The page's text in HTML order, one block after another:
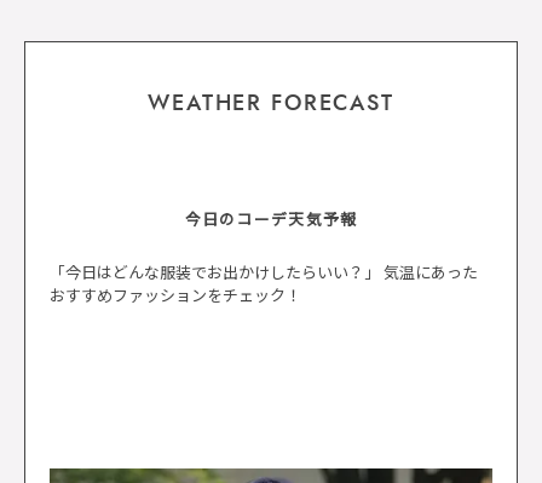
WEATHER FORECAST
今日のコーデ天気予報
「今日はどんな服装でお出かけしたらいい？」 気温にあった
おすすめファッションをチェック！